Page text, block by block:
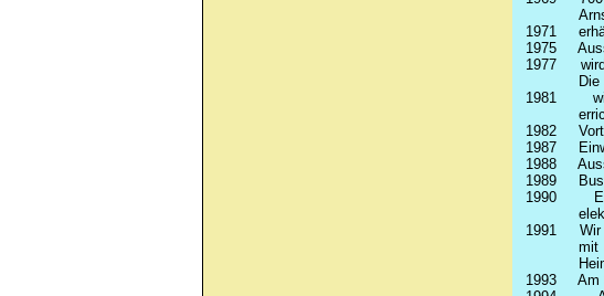
1971
1975
1977
1981
1982
1987
1988
1989
1990
1991
Wir
mit
1993
Am